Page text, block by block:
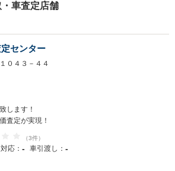
車査定店舗
センター
０４３－４４
します！
査定が実現！
（3件）
応： - 車引渡し： -